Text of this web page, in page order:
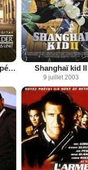
New York Unité Spéciale Shanghaï kid II
9 juillet 2003